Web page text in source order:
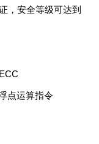
，安全等级可达到
点运算指令